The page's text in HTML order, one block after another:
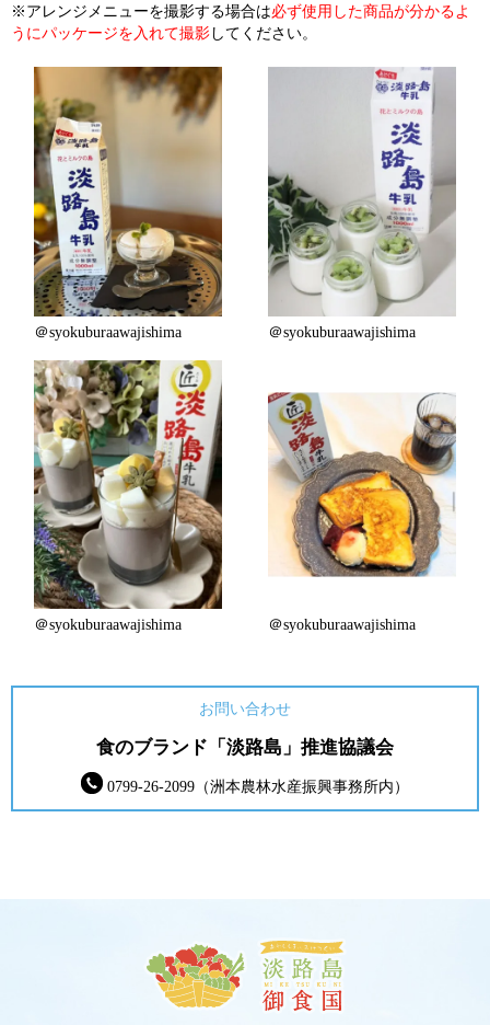
※アレンジメニューを撮影する場合は必ず使用した商品が分かるよ
うにパッケージを入れて撮影 してください。
＠syokuburaawajishima ＠syokuburaawajishima
＠syokuburaawajishima ＠syokuburaawajishima
お問い合わせ
食のブランド「淡路島」推進協議会
0799-26-2099（洲本農林水産振興事務所内）